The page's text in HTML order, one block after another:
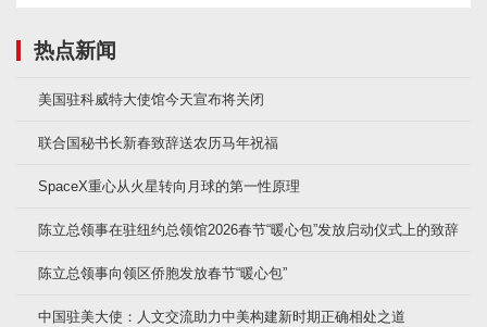
热点新闻
美国驻科威特大使馆今天宣布将关闭
联合国秘书长新春致辞送农历马年祝福
SpaceX重心从火星转向月球的第一性原理
陈立总领事在驻纽约总领馆2026春节“暖心包”发放启动仪式上的致辞
陈立总领事向领区侨胞发放春节“暖心包”
中国驻美大使：人文交流助力中美构建新时期正确相处之道